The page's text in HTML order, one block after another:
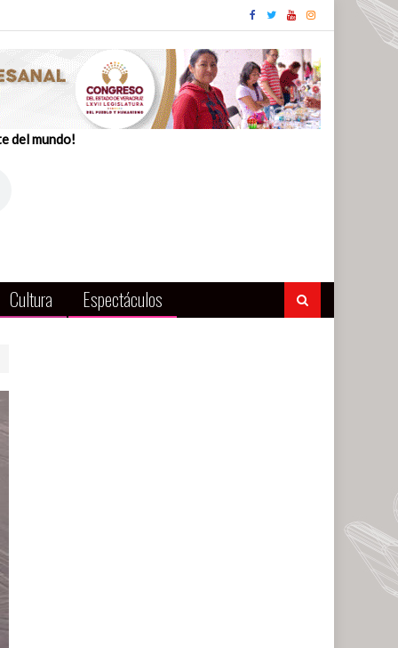
del mundo!
Cultura Espectáculos